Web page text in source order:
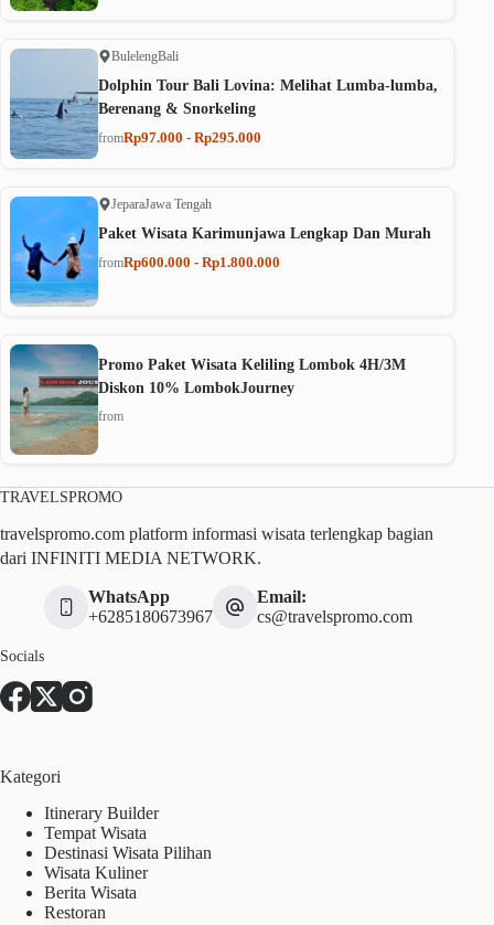
BulelengBali
Dolphin Tour Bali Lovina: Melihat Lumba-lumba,
Berenang & Snorkeling
fromRp97.000 - Rp295.000
JeparaJawa Tengah
Paket Wisata Karimunjawa Lengkap Dan Murah
fromRp600.000 - Rp1.800.000
Promo Paket Wisata Keliling Lombok 4H/3M
Diskon 10% LombokJourney
from
TRAVELSPROMO
travelspromo.com platform informasi wisata terlengkap bagian
dari INFINITI MEDIA NETWORK.
WhatsApp
+6285180673967
Email:
cs@travelspromo.com
Socials
Kategori
Itinerary Builder
Tempat Wisata
Destinasi Wisata Pilihan
Wisata Kuliner
Berita Wisata
Restoran